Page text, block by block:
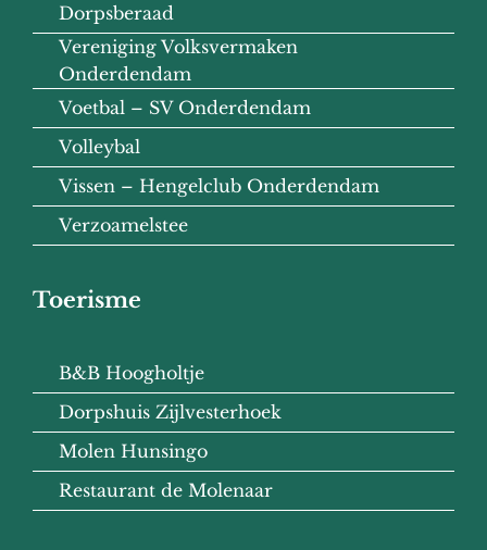
Dorpsberaad
Vereniging Volksvermaken
Onderdendam
Voetbal – SV Onderdendam
Volleybal
Vissen – Hengelclub Onderdendam
Verzoamelstee
Toerisme
B&B Hoogholtje
Dorpshuis Zijlvesterhoek
Molen Hunsingo
Restaurant de Molenaar